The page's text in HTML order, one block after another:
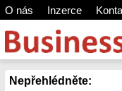
O nás Inzerce
Nepřehlédněte: